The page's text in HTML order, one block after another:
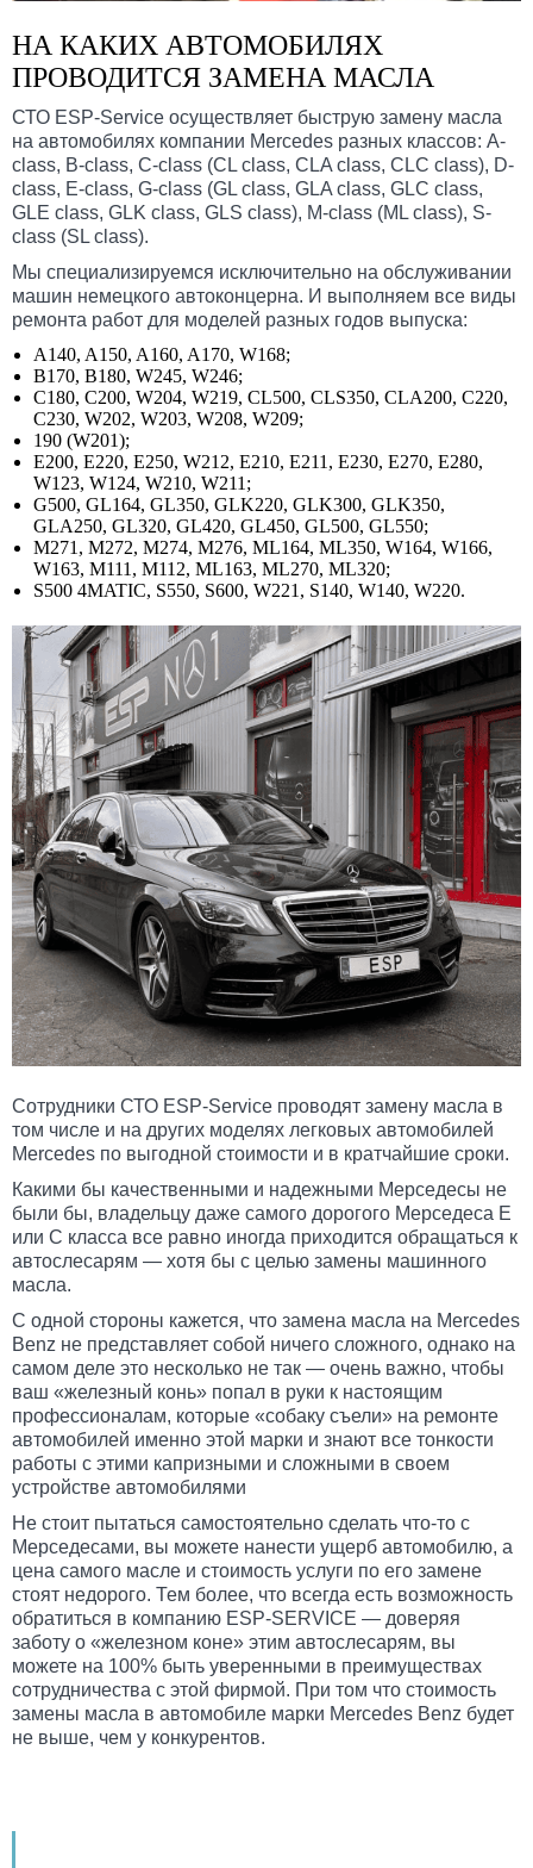
НА КАКИХ АВТОМОБИЛЯХ
ПРОВОДИТСЯ ЗАМЕНА МАСЛА
СТО ESP-Service осуществляет быструю замену масла
на автомобилях компании Mercedes разных классов: A-
class, B-class, C-class (CL class, CLA class, CLC class), D-
class, E-class, G-class (GL class, GLA class, GLC class,
GLE class, GLK class, GLS class), M-class (ML class), S-
class (SL class).
Мы специализируемся исключительно на обслуживании
машин немецкого автоконцерна. И выполняем все виды
ремонта работ для моделей разных годов выпуска:
A140, A150, A160, A170, W168;
B170, B180, W245, W246;
C180, C200, W204, W219, CL500, CLS350, CLA200, C220,
C230, W202, W203, W208, W209;
190 (W201);
E200, E220, E250, W212, E210, E211, E230, E270, E280,
W123, W124, W210, W211;
G500, GL164, GL350, GLK220, GLK300, GLK350,
GLA250, GL320, GL420, GL450, GL500, GL550;
M271, M272, M274, M276, ML164, ML350, W164, W166,
W163, M111, M112, ML163, ML270, ML320;
S500 4MATIC, S550, S600, W221, S140, W140, W220.
Сотрудники СТО ESP-Service проводят замену масла в
том числе и на других моделях легковых автомобилей
Mercedes по выгодной стоимости и в кратчайшие сроки.
Какими бы качественными и надежными Мерседесы не
были бы, владельцу даже самого дорогого Мерседеса Е
или С класса все равно иногда приходится обращаться к
автослесарям — хотя бы с целью замены машинного
масла.
С одной стороны кажется, что замена масла на Mercedes
Benz не представляет собой ничего сложного, однако на
самом деле это несколько не так — очень важно, чтобы
ваш «железный конь» попал в руки к настоящим
профессионалам, которые «собаку съели» на ремонте
автомобилей именно этой марки и знают все тонкости
работы с этими капризными и сложными в своем
устройстве автомобилями
Не стоит пытаться самостоятельно сделать что-то с
Мерседесами, вы можете нанести ущерб автомобилю, а
цена самого масле и стоимость услуги по его замене
стоят недорого. Тем более, что всегда есть возможность
обратиться в компанию ESP-SERVICE — доверяя
заботу о «железном коне» этим автослесарям, вы
можете на 100% быть уверенными в преимуществах
сотрудничества с этой фирмой. При том что стоимость
замены масла в автомобиле марки Mercedes Benz будет
не выше, чем у конкурентов.